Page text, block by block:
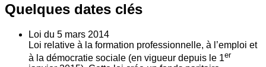
Quelques dates clés
Loi du 5 mars 2014
Loi relative à la formation professionnelle, à l’emploi et
à la démocratie sociale (en vigueur depuis le 1er